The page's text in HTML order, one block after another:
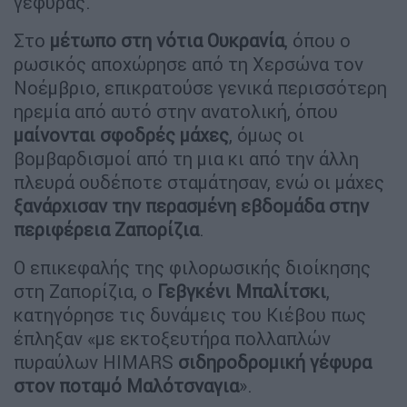
Στο μέτωπο στη νότια Ουκρανία, όπου ο
ρωσικός αποχώρησε από τη Χερσώνα τον
Νοέμβριο, επικρατούσε γενικά περισσότερη
ηρεμία από αυτό στην ανατολική, όπου
μαίνονται σφοδρές μάχες, όμως οι
βομβαρδισμοί από τη μια κι από την άλλη
πλευρά ουδέποτε σταμάτησαν, ενώ οι μάχες
ξανάρχισαν την περασμένη εβδομάδα στην
περιφέρεια Ζαπορίζια.
Ο επικεφαλής της φιλορωσικής διοίκησης
στη Ζαπορίζια, ο Γεβγκένι Μπαλίτσκι,
κατηγόρησε τις δυνάμεις του Κιέβου πως
έπληξαν «με εκτοξευτήρα πολλαπλών
πυραύλων HIMARS σιδηροδρομική γέφυρα
στον ποταμό Μαλότσναγια».